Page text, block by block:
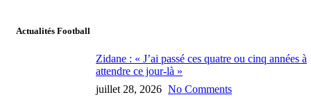
Actualités Football
Zidane : « J’ai passé ces quatre ou cinq années à
attendre ce jour-là »
juillet 28, 2026 No Comments